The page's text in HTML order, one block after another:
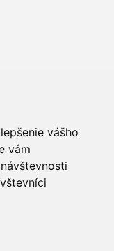
vášho
vám